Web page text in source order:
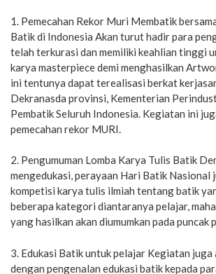
1. Pemecahan Rekor Muri Membatik
Batik di Indonesia Akan turut hadir para
telah terkurasi dan memiliki keahlian tinggi
karya masterpiece demi menghasilkan
ini tentunya dapat terealisasi berkat
Dekranasda provinsi, Kementerian
Pembatik Seluruh Indonesia. Kegiatan ini
pemecahan rekor MURI.
2. Pengumuman Lomba Karya Tulis Batik
mengedukasi, perayaan Hari Batik Nasional
kompetisi karya tulis ilmiah tentang batik
beberapa kategori diantaranya pelajar,
yang hasilkan akan diumumkan pada puncak
3. Edukasi Batik untuk pelajar Kegiatan juga
dengan pengenalan edukasi batik kepada